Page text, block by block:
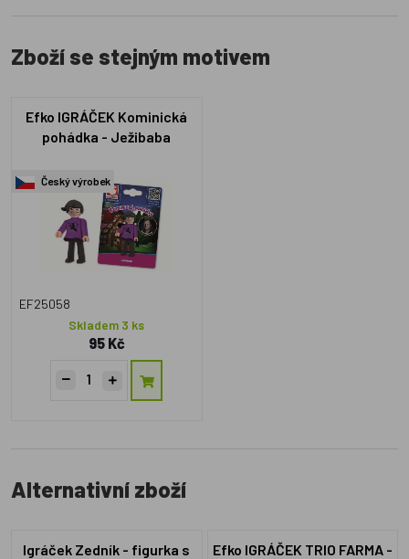
Zboží se stejným motivem
Efko IGRÁČEK Kominická
pohádka - Ježibaba
Český výrobek
EF25058
Skladem 3 ks
95 Kč
Alternativní zboží
Igráček Zedník - figurka s
Efko IGRÁČEK TRIO FARMA -